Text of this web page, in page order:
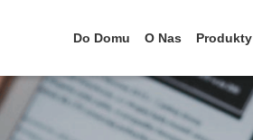
Do Domu O Nas Produkty